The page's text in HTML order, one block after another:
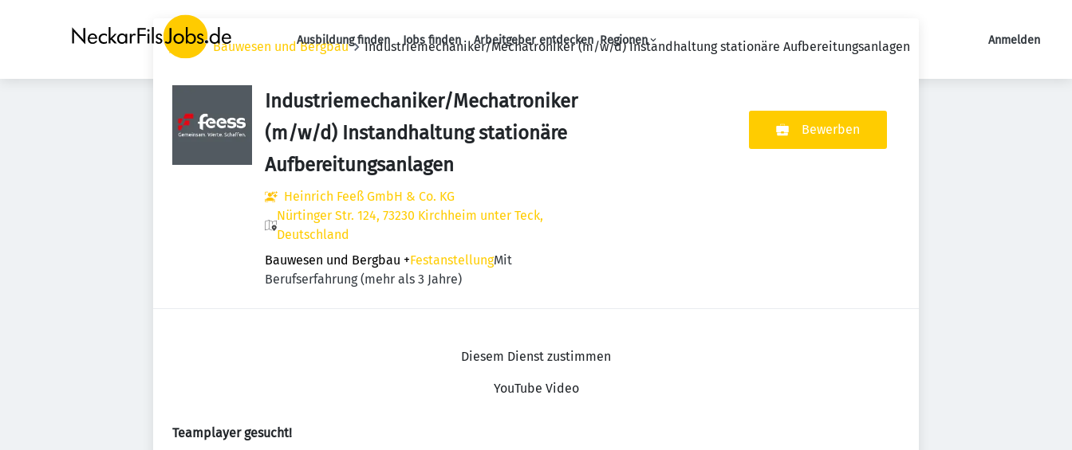
Haupt-Navigation
Ausbildung finden Jobs finden Arbeitgeber entdecken Regionen Anmelden
Jobs Bauwesen und Bergbau Industriemechaniker/Mechatroniker (m/w/d) Instandhaltung stationäre Aufbereitungsanlagen
Industriemechaniker/Mechatroniker
(m/w/d) Instandhaltung stationäre
Aufbereitungsanlagen
Heinrich Feeß GmbH & Co. KG
Nürtinger Str. 124, 73230 Kirchheim unter Teck,
Deutschland
Bauwesen und Bergbau +FestanstellungMit
Berufserfahrung (mehr als 3 Jahre)
Bewerben
Diesem Dienst zustimmen
YouTube Video
Teamplayer gesucht!